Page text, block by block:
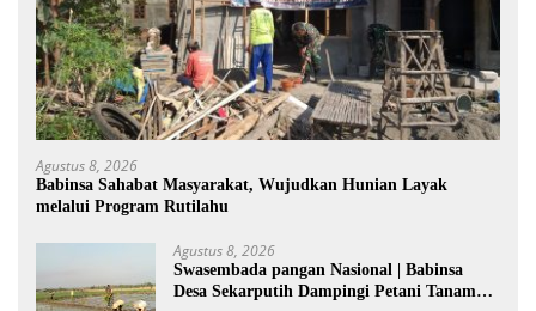
Agustus 8, 2026
Babinsa Sahabat Masyarakat, Wujudkan Hunian Layak
melalui Program Rutilahu
Agustus 8, 2026
Swasembada pangan Nasional | Babinsa
Desa Sekarputih Dampingi Petani Tanam